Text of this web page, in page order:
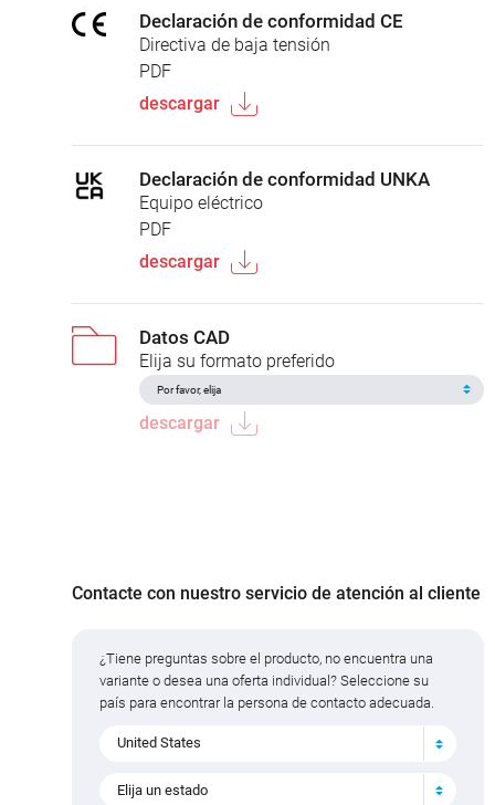
Declaración de conformidad CE
Directiva de baja tensión
PDF
descargar
Declaración de conformidad UNKA
Equipo eléctrico
PDF
descargar
Datos CAD
Elija su formato preferido
descargar
Contacte con nuestro servicio de atención al cliente
¿Tiene preguntas sobre el producto, no encuentra una
variante o desea una oferta individual? Seleccione su
país para encontrar la persona de contacto adecuada.
United States
Elija un estado